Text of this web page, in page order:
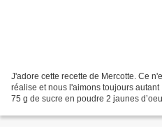
J'adore cette recette de Mercotte. Ce
réalise et nous l'aimons toujours
75 g de sucre en poudre 2 jaunes